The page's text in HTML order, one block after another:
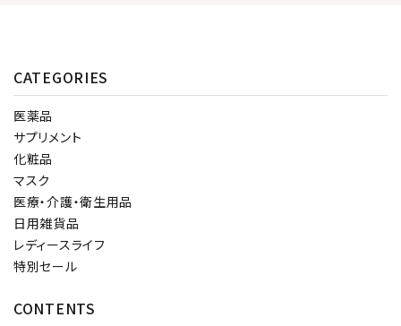
CATEGORIES
医薬品
サプリメント
化粧品
マスク
医療・介護・衛生用品
日用雑貨品
レディースライフ
特別セール
CONTENTS